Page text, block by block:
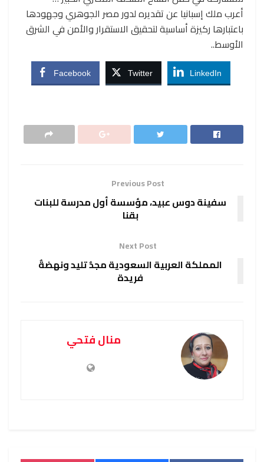
أعرب ملك إسبانيا عن تقديره لدور مصر الجوهري وجهودها
باعتبارها ركيزة أساسية لتحقيق الاستقرار والأمن في الشرق
الأوسط..
Facebook Twitter LinkedIn
Previous Post
سفينة دوس عبيد، مؤسسة أول مدرسة للبنات
بقنا
Next Post
المملكة العربية السعودية مجدٌ تليد ونهضةٌ
فريدة
منال فتحي